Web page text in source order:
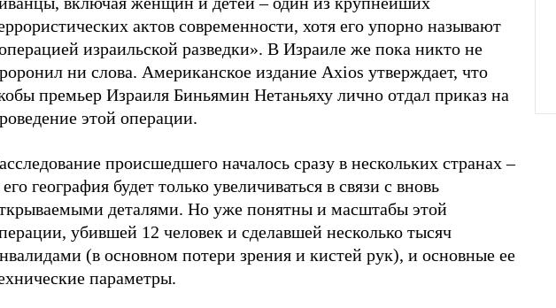
актов современности, хотя его упорно называют
израильской разведки». В Израиле же пока никто не
ни слова. Американское издание Axios утверждает, что
премьер Израиля Биньямин Нетаньяху лично отдал приказ на
этой операции.
происшедшего началось сразу в нескольких странах –
география будет только увеличиваться в связи с вновь
деталями. Но уже понятны и масштабы этой
убившей 12 человек и сделавшей несколько тысяч
(в основном потери зрения и кистей рук), и основные ее
параметры.